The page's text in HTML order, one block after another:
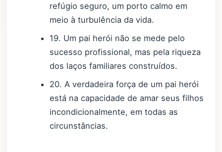
refúgio seguro, um porto calmo em
meio à turbulência da vida.
19. Um pai herói não se mede pelo
sucesso profissional, mas pela riqueza
dos laços familiares construídos.
20. A verdadeira força de um pai herói
está na capacidade de amar seus filhos
incondicionalmente, em todas as
circunstâncias.